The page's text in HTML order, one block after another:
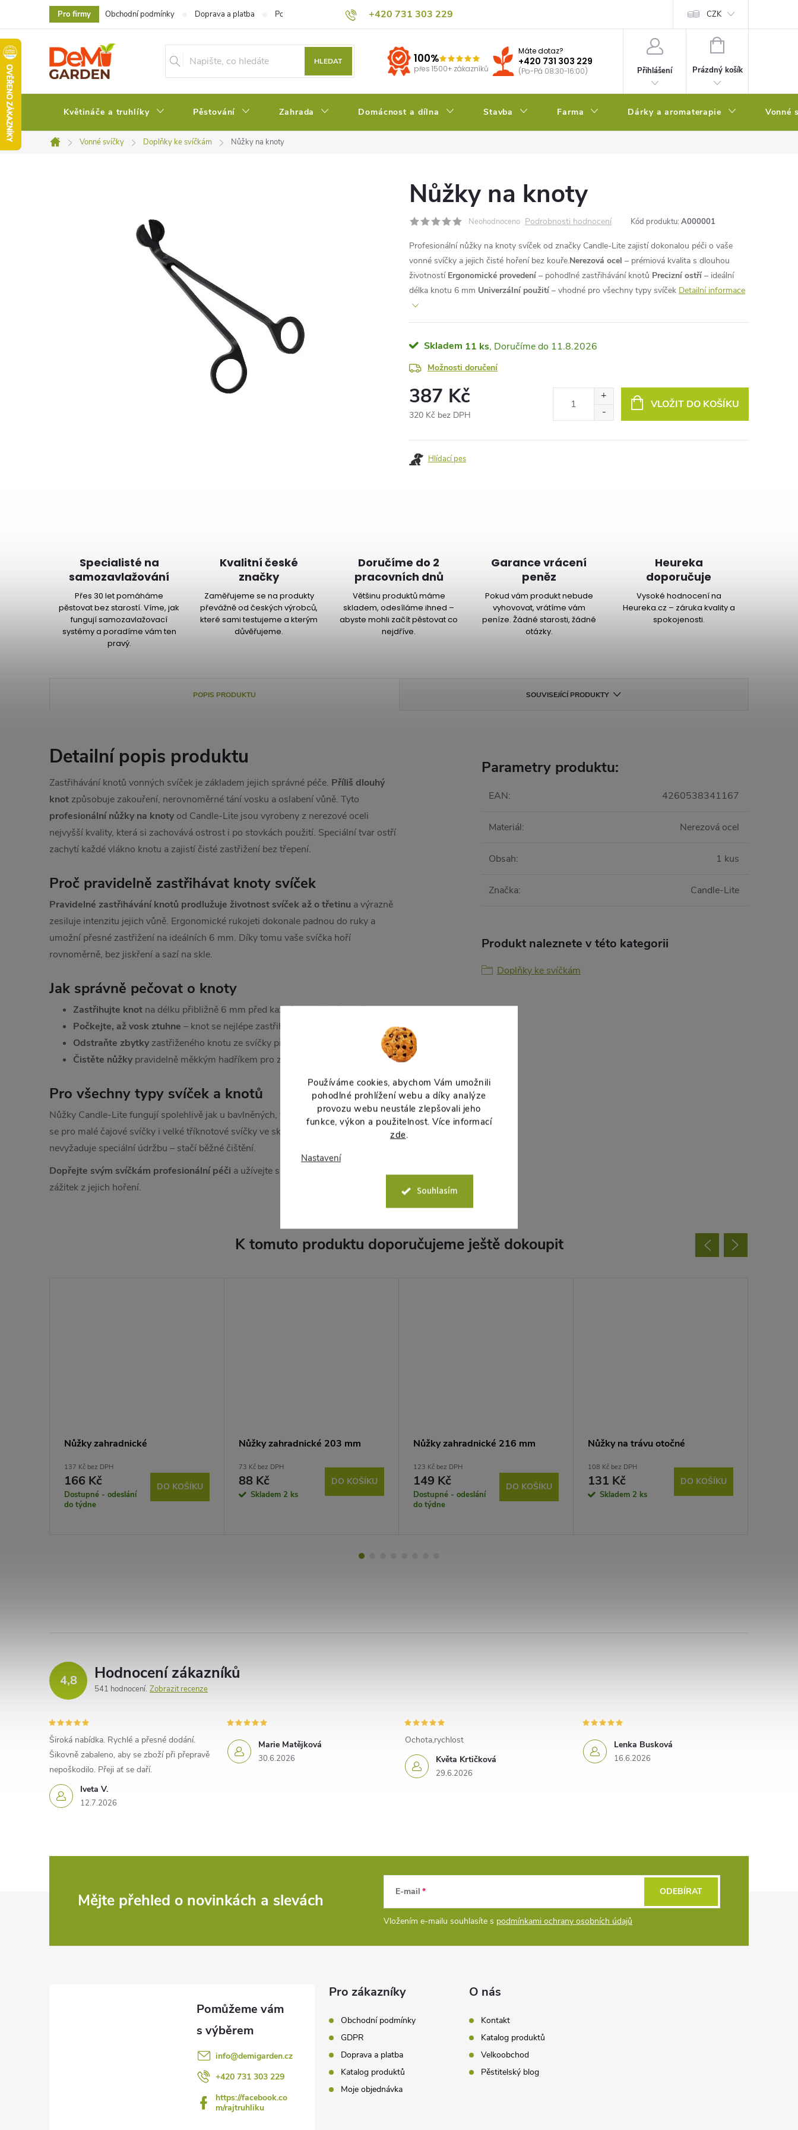
Používáme cookies, abychom Vám umožnili
pohodlné prohlížení webu a díky analýze
provozu webu neustále zlepšovali jeho
funkce, výkon a použitelnost. Více informací
zde.
Nastavení
Souhlasím
obsah
+420 731 303 229
Pro firmy Obchodní podmínky Doprava a platba Podmínky ochrany osobních údajů Pěstitelský blog CZK
HLEDAT 100%
přes 1500+ zákazníků
Máte dotaz?
+420 731 303 229
(Po-Pá 08:30-16:00) Přihlášení
NÁKUPNÍ
Prázdný košík
Květináče a truhlíky Pěstování Zahrada Domácnost a dílna Stavba Farma Dárky a aromaterapie Vonné
Domů
Vonné svíčky Doplňky ke svíčkám Nůžky na knoty
Nůžky na knoty
Neohodnoceno Podrobnosti hodnocení Kód produktu: A000001
Profesionální nůžky na knoty svíček od značky Candle-Lite zajistí dokonalou péči o vaše
vonné svíčky a jejich čisté hoření bez kouře.Nerezová ocel – prémiová kvalita s dlouhou
životností Ergonomické provedení – pohodlné zastřihávání knotů Precizní ostří – ideální
délka knotu 6 mm Univerzální použití – vhodné pro všechny typy svíček Detailní informace
Skladem 11 ks 11.8.2026
Možnosti doručení
387 Kč
320 Kč bez DPH
cena:
VLOŽIT DO KOŠÍKU
Hlídací pes
Specialisté na
samozavlažování
Přes 30 let pomáháme
pěstovat bez starostí. Víme, jak
fungují samozavlažovací
systémy a poradíme vám ten
pravý.
Kvalitní české
značky
Zaměřujeme se na produkty
převážně od českých výrobců,
které sami testujeme a kterým
důvěřujeme.
Doručíme do 2
pracovních dnů
Většinu produktů máme
skladem, odesíláme ihned –
abyste mohli začít pěstovat co
nejdříve.
Garance vrácení
peněz
Pokud vám produkt nebude
vyhovovat, vrátíme vám
peníze. Žádné starosti, žádné
otázky.
Heureka
doporučuje
Vysoké hodnocení na
Heureka.cz – záruka kvality a
spokojenosti.
POPIS PRODUKTU SOUVISEJÍCÍ PRODUKTY
Detailní popis produktu
Zastřihávání knotů vonných svíček je základem jejich správné péče. Příliš dlouhý
knot způsobuje zakouření, nerovnoměrné tání vosku a oslabení vůně. Tyto
profesionální nůžky na knoty od Candle-Lite jsou vyrobeny z nerezové oceli
nejvyšší kvality, která si zachovává ostrost i po stovkách použití. Speciální tvar ostří
zachytí každé vlákno knotu a zajistí čisté zastřižení bez třepení.
Proč pravidelně zastřihávat knoty svíček
Pravidelné zastřihávání knotů prodlužuje životnost svíček až o třetinu a výrazně
zesiluje intenzitu jejich vůně. Ergonomické rukojeti dokonale padnou do ruky a
umožní přesné zastřižení na ideálních 6 mm. Díky tomu vaše svíčka hoří
rovnoměrně, bez jiskření a sazí na skle.
Jak správně pečovat o knoty
Zastřihujte knot na délku přibližně 6 mm před každým zapálením svíčky
Počkejte, až vosk ztuhne – knot se nejlépe zastřihuje za studena
Odstraňte zbytky zastřiženého knotu ze svíčky před zapálením
Čistěte nůžky pravidelně měkkým hadříkem pro zachování ostrosti
Pro všechny typy svíček a knotů
Nůžky Candle-Lite fungují spolehlivě jak u bavlněných, tak u dřevěných knotů. Hodí
se pro malé čajové svíčky i velké tříknotové svíčky ve skle. Nerezová ocel
nevyžaduje speciální údržbu – stačí běžné čištění.
Dopřejte svým svíčkám profesionální péči a užívejte si každý večer dokonalý
zážitek z jejich hoření.
Parametry produktu:
EAN: 4260538341167
Materiál: Nerezová ocel
Obsah: 1 kus
Značka: Candle-Lite
Produkt naleznete v této kategorii
Doplňky ke svíčkám
K tomuto produktu doporučujeme ještě dokoupit
Nůžky zahradnické
137 Kč bez DPH
166 Kč
Dostupné - odeslání
do týdne
DO KOŠÍKU
Nůžky zahradnické 203 mm
73 Kč bez DPH
88 Kč
Skladem 2 ks
DO KOŠÍKU
Nůžky zahradnické 216 mm
123 Kč bez DPH
149 Kč
Dostupné - odeslání
do týdne
DO KOŠÍKU
Nůžky na trávu otočné
108 Kč bez DPH
131 Kč
Skladem 2 ks
DO KOŠÍKU
4,8 Hodnocení zákazníků
541 hodnocení Zobrazit recenze
Iveta V.
12.7.2026
Široká nabídka. Rychlé a přesné dodání.
Šikovně zabaleno, aby se zboží při přepravě
nepoškodilo. Přeji ať se daří.
Marie Matějková
30.6.2026 Květa Krtičková
29.6.2026
Ochota,rychlost Lenka Busková
16.6.2026
Mějte přehled o novinkách a slevách E-mail
Vložením e-mailu souhlasíte s podmínkami ochrany osobních údajů
ODEBÍRAT
info@demigarden.cz
+420 731 303 229
https://facebook.co
m/rajtruhliku
Pro zákazníky
Obchodní podmínky
GDPR
Doprava a platba
Katalog produktů
Moje objednávka
O nás
Kontakt
Katalog produktů
Velkoobchod
Pěstitelský blog